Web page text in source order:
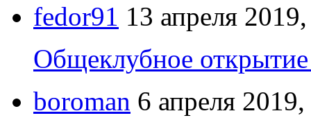
fedor91 13 апреля
Общеклубное открытие
boroman 6 апреля